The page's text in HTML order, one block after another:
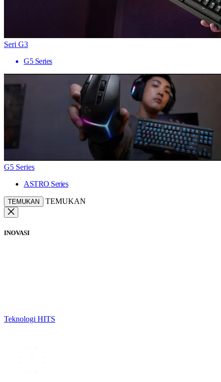
Seri G3
G5 Series
G5 Series
ASTRO Series
TEMUKAN TEMUKAN
INOVASI
Teknologi HITS